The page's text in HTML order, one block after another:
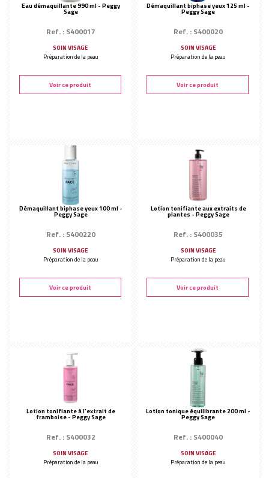
Flacons & ustensiles
AUTRES MARQUES
Biodance
Thank You Farmer
Eau démaquillante 990 ml - Peggy
Sage
Ref. : S400017
SOIN VISAGE
Préparation de la peau
Voir ce produit
Démaquillant biphase yeux 125 ml -
Peggy Sage
Ref. : S400020
SOIN VISAGE
Préparation de la peau
Voir ce produit
Démaquillant biphase yeux 100 ml -
Peggy Sage
Ref. : S400220
SOIN VISAGE
Préparation de la peau
Voir ce produit
Lotion tonifiante aux extraits de
plantes - Peggy Sage
Ref. : S400035
SOIN VISAGE
Préparation de la peau
Voir ce produit
Lotion tonifiante à l'extrait de
framboise - Peggy Sage
Ref. : S400032
SOIN VISAGE
Préparation de la peau
Lotion tonique équilibrante 200 ml -
Peggy Sage
Ref. : S400040
SOIN VISAGE
Préparation de la peau